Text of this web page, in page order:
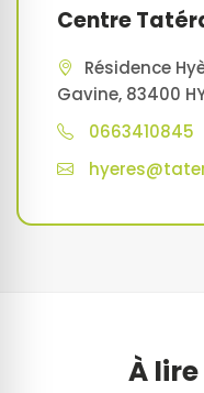
Centre
Résidence
Gavine, 83400
0663410845
À